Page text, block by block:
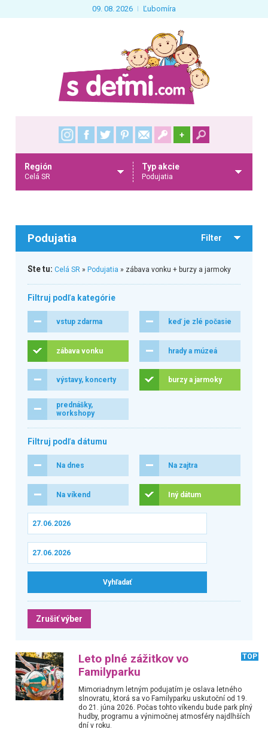
09. 08. 2026 Ľubomíra
+
Región
Celá SR
Typ akcie
Podujatia
Podujatia Filter
Ste tu: Celá SR» Podujatia » zábava vonku + burzy a jarmoky
Filtruj podľa kategórie
vstup zdarma keď je zlé počasie
zábava vonku hrady a múzeá
výstavy, koncerty burzy a jarmoky
prednášky,
workshopy
Filtruj podľa dátumu
Na dnes Na zajtra
Na víkend Iný dátum
Zrušiť výber
Leto plné zážitkov vo
Familyparku
TOP
Mimoriadnym letným podujatím je oslava letného
slnovratu, ktorá sa vo Familyparku uskutoční od 19.
do 21. júna 2026. Počas tohto víkendu bude park plný
hudby, programu a výnimočnej atmosféry najdlhších
dní v roku.